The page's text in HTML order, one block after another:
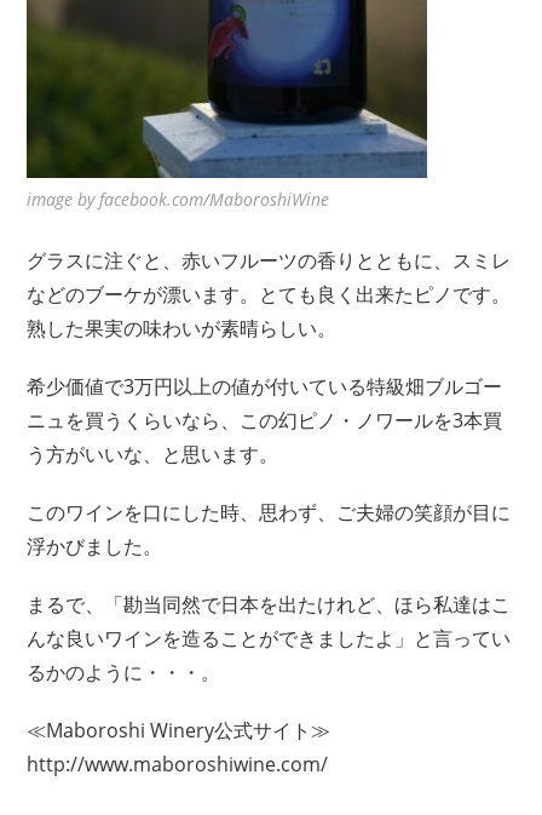
image by facebook.com/MaboroshiWine
グラスに注ぐと、赤いフルーツの香りとともに、スミレ
などのブーケが漂います。とても良く出来たピノです。
熟した果実の味わいが素晴らしい。
希少価値で3万円以上の値が付いている特級畑ブルゴー
ニュを買うくらいなら、この幻ピノ・ノワールを3本買
う方がいいな、と思います。
このワインを口にした時、思わず、ご夫婦の笑顔が目に
浮かびました。
まるで、「勘当同然で日本を出たけれど、ほら私達はこ
んな良いワインを造ることができましたよ」と言ってい
るかのように・・・。
≪Maboroshi Winery公式サイト≫
http://www.maboroshiwine.com/